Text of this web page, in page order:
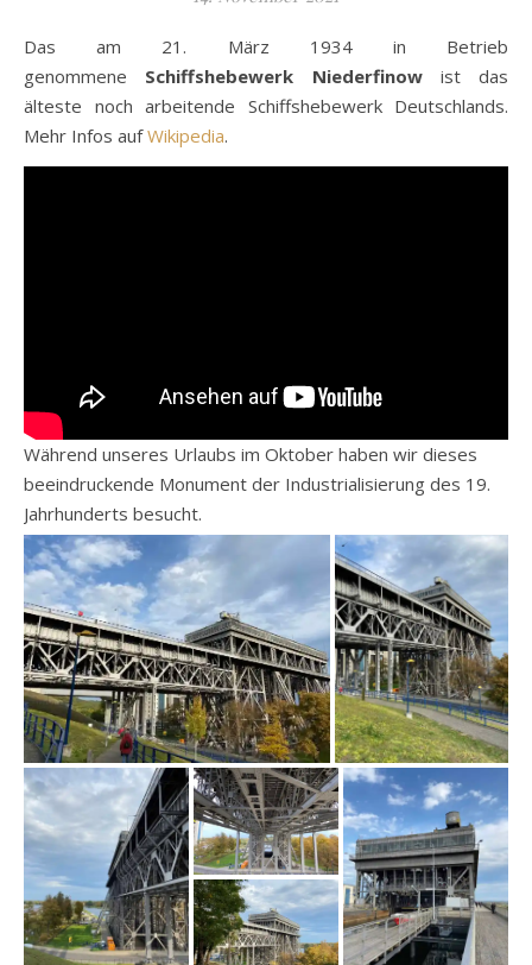
Das am 21. März 1934 in Betrieb
genommene Schiffshebewerk Niederfinowist das
älteste noch arbeitende Schiffshebewerk Deutschlands.
Mehr Infos aufWikipedia.
Während unseres Urlaubs im Oktober haben wir dieses
beeindruckende Monument der Industrialisierung des 19.
Jahrhunderts besucht.